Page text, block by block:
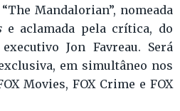
Mandalorian”, nomeada
e aclamada pela crítica, do
Jon Favreau. Será
em simultâneo nos
Movies, FOX Crime e FOX